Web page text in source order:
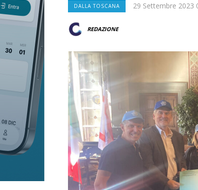
DALLA TOSCANA 29 Settembre 2023
REDAZIONE